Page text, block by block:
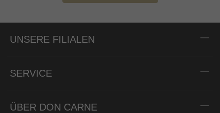
UNSERE FILIALEN
SERVICE
ÜBER DON CARNE